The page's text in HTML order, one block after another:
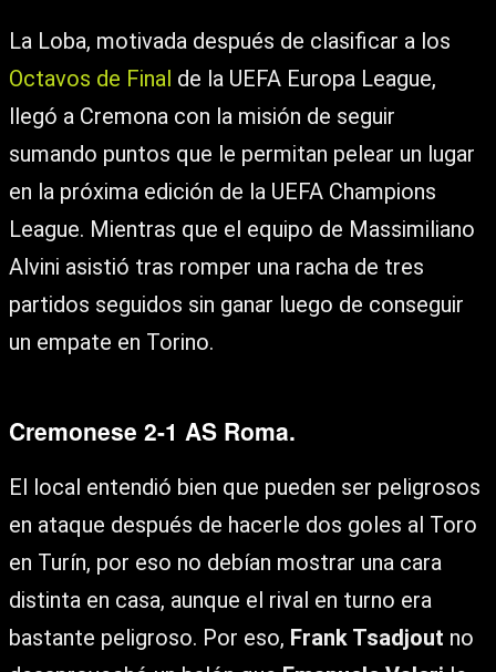
La Loba, motivada después de clasificar a los
Octavos de Final de la UEFA Europa League,
llegó a Cremona con la misión de seguir
sumando puntos que le permitan pelear un lugar
en la próxima edición de la UEFA Champions
League. Mientras que el equipo de Massimiliano
Alvini asistió tras romper una racha de tres
partidos seguidos sin ganar luego de conseguir
un empate en Torino.
Cremonese 2-1 AS Roma.
El local entendió bien que pueden ser peligrosos
en ataque después de hacerle dos goles al Toro
en Turín, por eso no debían mostrar una cara
distinta en casa, aunque el rival en turno era
bastante peligroso. Por eso, Frank Tsadjout no